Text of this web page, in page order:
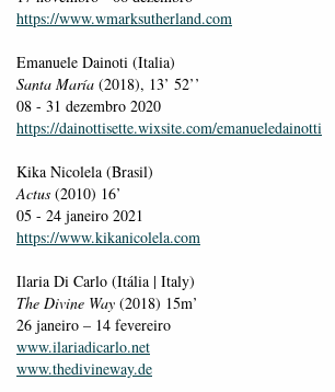
https://www.wmarksutherland.com
Emanuele Dainoti (Italia)
Santa María (2018), 13’ 52’’
08 - 31 dezembro 2020
https://dainottisette.wixsite.com/emanueledainotti
Kika Nicolela (Brasil)
Actus (2010) 16’
05 - 24 janeiro 2021
https://www.kikanicolela.com
Ilaria Di Carlo (Itália | Italy)
The Divine Way (2018) 15m’
26 janeiro – 14 fevereiro
www.ilariadicarlo.net
www.thedivineway.de